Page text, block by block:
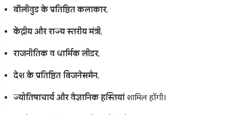
बॉलीवुड के प्रतिष्ठित कलाकार,
केंद्रीय और राज्य स्तरीय मंत्री,
राजनीतिक व धार्मिक लीडर,
देश के प्रतिष्ठित बिजनेसमैन,
ज्योतिषाचार्य और वैज्ञानिक हस्तियां शामिल होंगी।